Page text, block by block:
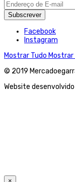
Subscrever
Facebook
Instagram
Mostrar Tudo
© 2019
Website